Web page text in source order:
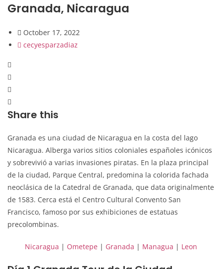
Granada, Nicaragua
October 17, 2022
cecyesparzadiaz
Share this
Granada es una ciudad de Nicaragua en la costa del lago
Nicaragua. Alberga varios sitios coloniales españoles icónicos
y sobrevivió a varias invasiones piratas. En la plaza principal
de la ciudad, Parque Central, predomina la colorida fachada
neoclásica de la Catedral de Granada, que data originalmente
de 1583. Cerca está el Centro Cultural Convento San
Francisco, famoso por sus exhibiciones de estatuas
precolombinas.
Nicaragua | Ometepe | Granada | Managua | Leon